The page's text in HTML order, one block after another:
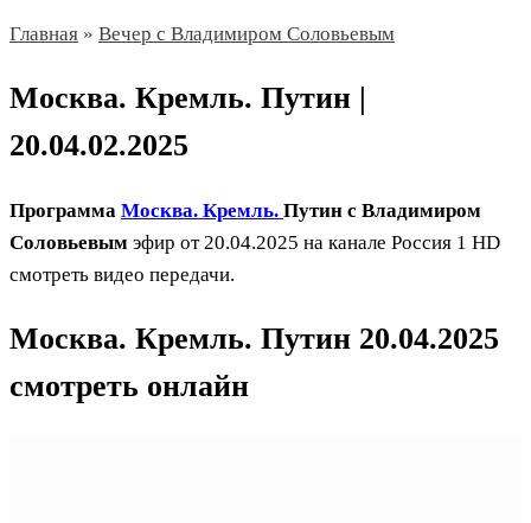
Главная » Вечер с Владимиром Соловьевым
Москва. Кремль. Путин |
20.04.02.2025
Программа Москва. Кремль. Путин с Владимиром
Соловьевым эфир от 20.04.2025 на канале Россия 1 HD
смотреть видео передачи.
Москва. Кремль. Путин 20.04.2025
смотреть онлайн